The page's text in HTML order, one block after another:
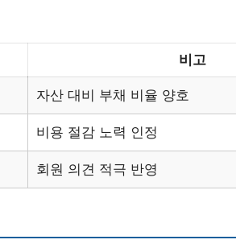
비고
자산 대비 부채 비율 양호
비용 절감 노력 인정
회원 의견 적극 반영